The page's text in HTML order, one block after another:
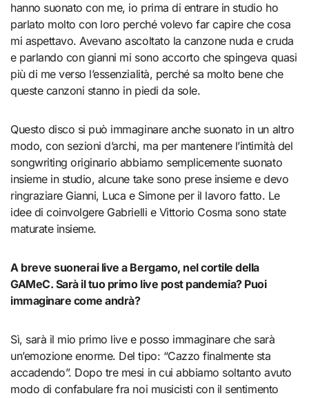
hanno suonato con me, io prima di entrare in studio ho
parlato molto con loro perché volevo far capire che cosa
mi aspettavo. Avevano ascoltato la canzone nuda e cruda
e parlando con gianni mi sono accorto che spingeva quasi
più di me verso l’essenzialità, perché sa molto bene che
queste canzoni stanno in piedi da sole.
Questo disco si può immaginare anche suonato in un altro
modo, con sezioni d’archi, ma per mantenere l’intimità del
songwriting originario abbiamo semplicemente suonato
insieme in studio, alcune take sono prese insieme e devo
ringraziare Gianni, Luca e Simone per il lavoro fatto. Le
idee di coinvolgere Gabrielli e Vittorio Cosma sono state
maturate insieme.
A breve suonerai live a Bergamo, nel cortile della
GAMeC. Sarà il tuo primo live post pandemia? Puoi
immaginare come andrà?
Sì, sarà il mio primo live e posso immaginare che sarà
un’emozione enorme. Del tipo: “Cazzo finalmente sta
accadendo”. Dopo tre mesi in cui abbiamo soltanto avuto
modo di confabulare fra noi musicisti con il sentimento